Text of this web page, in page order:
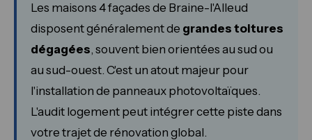
Les maisons 4 façades de Braine-l'Alleud
disposent généralement de grandes toitures
dégagées, souvent bien orientées au sud ou
au sud-ouest. C'est un atout majeur pour
l'installation de panneaux photovoltaïques.
L'audit logement peut intégrer cette piste dans
votre trajet de rénovation global.